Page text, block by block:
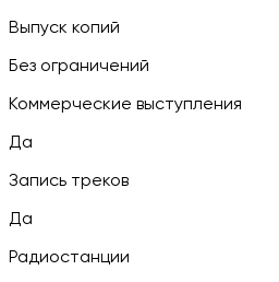
Выпуск копий
Без ограничений
Коммерческие выступления
Да
Запись треков
Да
Радиостанции